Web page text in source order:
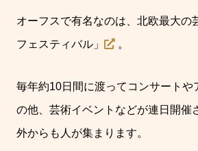
オーフスで有名なのは、北欧最大の
フェスティバル」
。
毎年約10日間に渡ってコンサートや
の他、芸術イベントなどが連日開催
外からも人が集まります。